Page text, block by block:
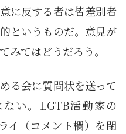
に反する者は皆差別者
というものだ。意見が
みてはどうだろう。
る会に質問状を送って
い。LGTB活動家の
イ（コメント欄）を閉